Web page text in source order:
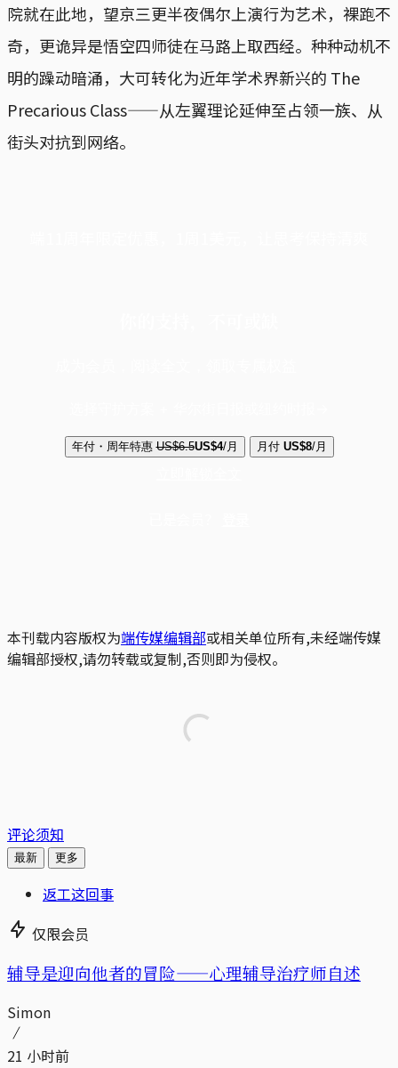
院就在此地，望京三更半夜偶尔上演行为艺术，裸跑不
奇，更诡异是悟空四师徒在马路上取西经。种种动机不
明的躁动暗涌，大可转化为近年学术界新兴的 The
Precarious Class——从左翼理论延伸至占领一族、从
街头对抗到网络。
年付・周年特惠 US$6.5US$4/月 月付 US$8/月
本刊载内容版权为端传媒编辑部或相关单位所有,未经端传媒
编辑部授权,请勿转载或复制,否则即为侵权。
评论须知
最新 更多
返工这回事
仅限会员
辅导是迎向他者的冒险——心理辅导治疗师自述
Simon
21 小时前